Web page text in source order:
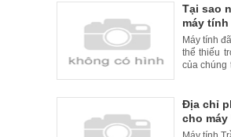
tiện lợi
sửa laptop
sửa chữa
chúng
Tại sao
máy
Máy tính
thể thiếu
của chúng
nhiều cơ
chất
tôi xin giới
Địa chỉ
cho
lượng